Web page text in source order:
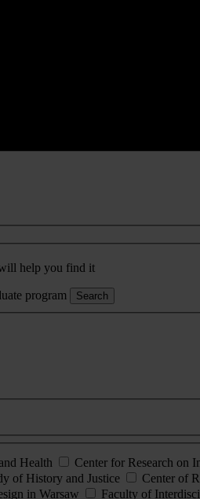
help you find it
program Search
Health Center for Research on
of History and Justice Center of
in Warsaw Faculty of